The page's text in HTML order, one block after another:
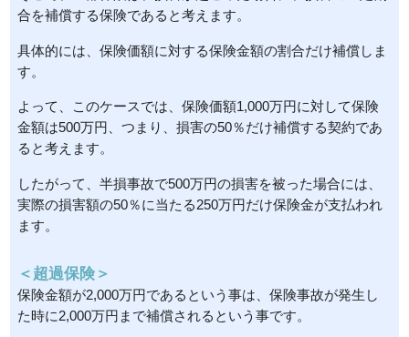
合を補償する保険であると考えます。
具体的には、保険価額に対する保険金額の割合だけ補償しま
す。
よって、このケースでは、保険価額1,000万円に対して保険
金額は500万円、つまり、損害の50％だけ補償する契約であ
ると考えます。
したがって、半損事故で500万円の損害を被った場合には、
実際の損害額の50％に当たる250万円だけ保険金が支払われ
ます。
＜超過保険＞
保険金額が2,000万円であるという事は、保険事故が発生し
た時に2,000万円まで補償されるという事です。